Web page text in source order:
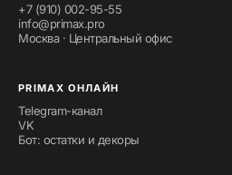
+7 (910) 002-95-55
info@primax.pro
Москва · Центральный офис
PRIMAX ОНЛАЙН
Telegram-канал
VK
Бот: остатки и декоры